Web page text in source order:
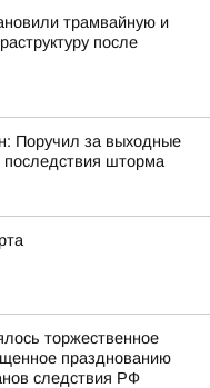
трамвайную и
после
Поручил за выходные
последствия шторма
торжественное
празднованию
следствия РФ